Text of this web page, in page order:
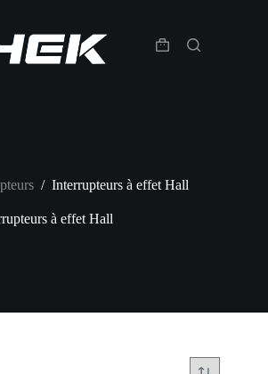
/ Interrupteurs à effet Hall
à effet Hall